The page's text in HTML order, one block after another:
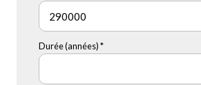
Durée (années) *